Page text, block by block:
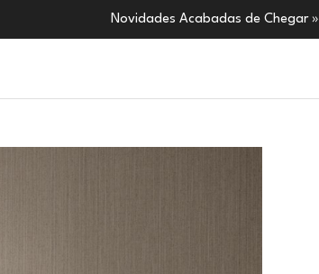
Novidades Acabadas de Chegar »